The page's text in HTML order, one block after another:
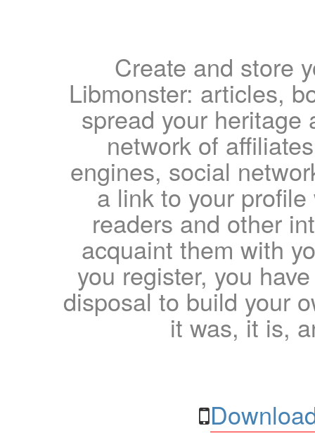
Create and store
Libmonster: articles,
spread your heritage
network of
engines, social
a link to your
readers and other
acquaint them with
you register, you
disposal to build your
it was, it is,